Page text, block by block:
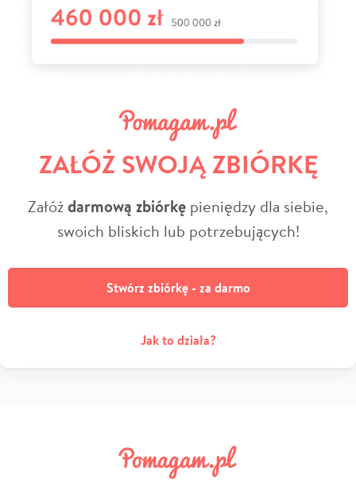
ZAŁÓŻ SWOJĄ ZBIÓRKĘ
Załóżdarmową zbiórkę pieniędzy dla siebie,
swoich bliskich lub potrzebujących!
Stwórz zbiórkę - za darmo
Jak to działa?